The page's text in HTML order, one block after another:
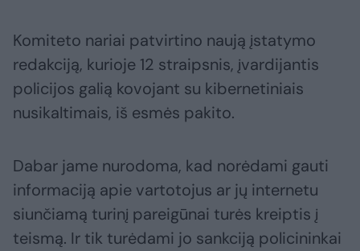
Komiteto nariai patvirtino naują įstatymo
redakciją, kurioje 12 straipsnis, įvardijantis
policijos galią kovojant su kibernetiniais
nusikaltimais, iš esmės pakito.
Dabar jame nurodoma, kad norėdami gauti
informaciją apie vartotojus ar jų internetu
siunčiamą turinį pareigūnai turės kreiptis į
teismą. Ir tik turėdami jo sankciją policininkai